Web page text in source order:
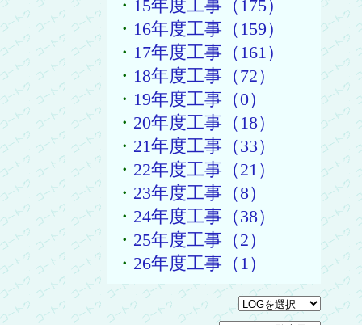
・ 15年度工事（175）
・ 16年度工事（159）
・ 17年度工事（161）
・ 18年度工事（72）
・ 19年度工事（0）
・ 20年度工事（18）
・ 21年度工事（33）
・ 22年度工事（21）
・ 23年度工事（8）
・ 24年度工事（38）
・ 25年度工事（2）
・ 26年度工事（1）